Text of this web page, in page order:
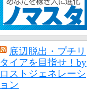
底辺脱出・プチリ
タイアを目指せ！by
ロストジェネレーシ
ョン